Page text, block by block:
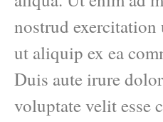
nostrud
ut aliquip ex ea
Duis aute irure
voluptate velit esse